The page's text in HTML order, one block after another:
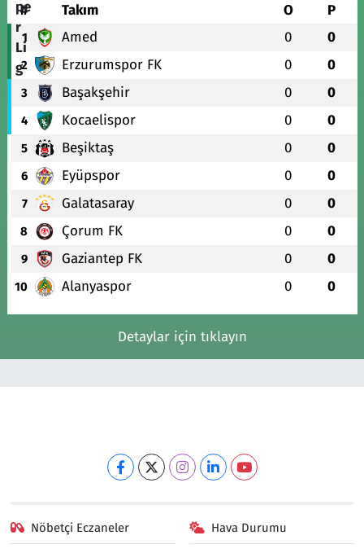
# Takım O P
1 Amed 0 0
2 Erzurumspor FK 0 0
3 Başakşehir 0 0
4 Kocaelispor 0 0
5 Beşiktaş 0 0
6 Eyüpspor 0 0
7 Galatasaray 0 0
8 Çorum FK 0 0
9 Gaziantep FK 0 0
10 Alanyaspor 0 0
Detaylar için tıklayın
Nöbetçi Eczaneler Hava Durumu